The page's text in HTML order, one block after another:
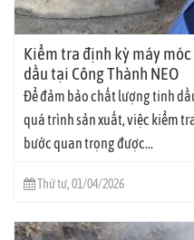
Kiểm tra định kỳ máy
dầu tại Công Thành NEO
Để đảm bảo chất lượng tinh
quá trình sản xuất, việc kiểm
bước quan trọng được...
Thứ tư, 01/04/2026